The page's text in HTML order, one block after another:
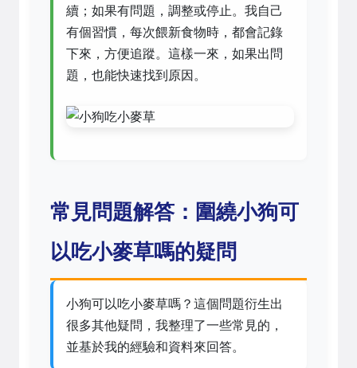
續；如果有問題，調整或停止。我自己
有個習慣，每次餵新食物時，都會記錄
下來，方便追蹤。這樣一來，如果出問
題，也能快速找到原因。
常見問題解答：圍繞小狗可
以吃小麥草嗎的疑問
小狗可以吃小麥草嗎？這個問題衍生出
很多其他疑問，我整理了一些常見的，
並基於我的經驗和資料來回答。